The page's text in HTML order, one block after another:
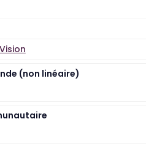
(non linéaire)